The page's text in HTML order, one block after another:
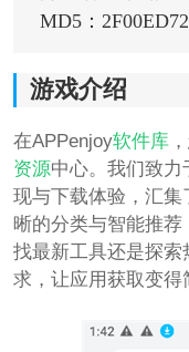
游戏介绍
在APPenjoy软件库
资源中心。我们致力
现与下载体验，汇
晰的分类与智能推
找最新工具还是探索
求，让应用获取变得